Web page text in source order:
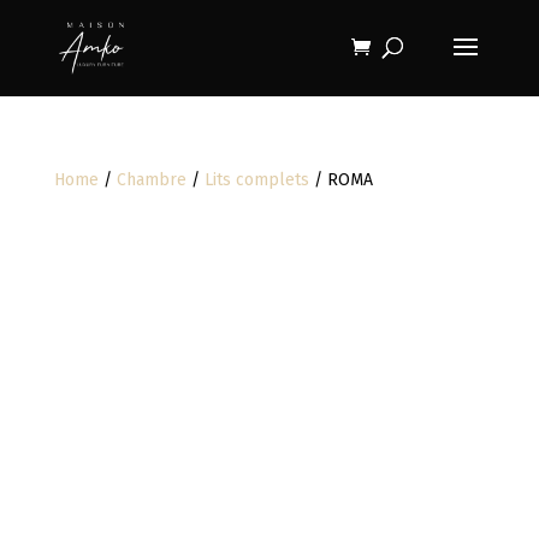
Home / Chambre / Lits complets / ROMA